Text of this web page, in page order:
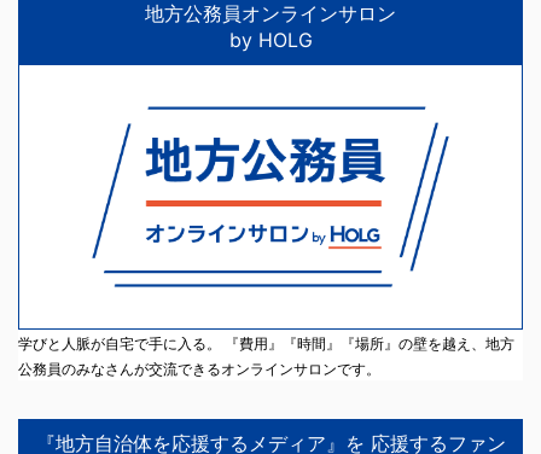
地方公務員オンラインサロン
by HOLG
学びと人脈が自宅で手に入る。 『費用』『時間』『場所』の壁を越え、地方
公務員のみなさんが交流できるオンラインサロンです。
『地方自治体を応援するメディア』を 応援するファン